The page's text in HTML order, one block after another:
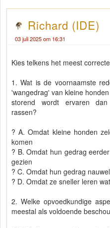
Richard (IDE)
03 juli 2025 om 16:31
Kies telkens het meest
1. Wat is de voornaamste
'wangedrag' van kleine
storend wordt ervaren
rassen?
? A. Omdat kleine honden
komen
? B. Omdat hun gedrag
gezien
? C. Omdat hun gedrag
? D. Omdat ze sneller leren
2. Welke opvoedkundige
meestal als voldoende